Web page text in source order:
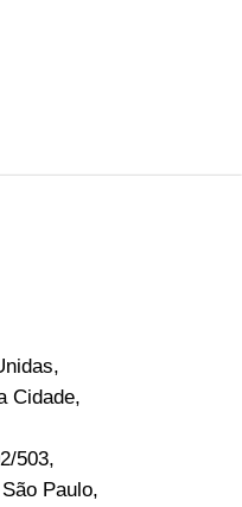
Cidade,
503,
Paulo,